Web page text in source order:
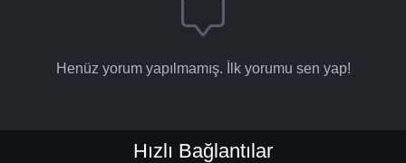
Henüz yorum yapılmamış. İlk yorumu sen yap!
Hızlı Bağlantılar